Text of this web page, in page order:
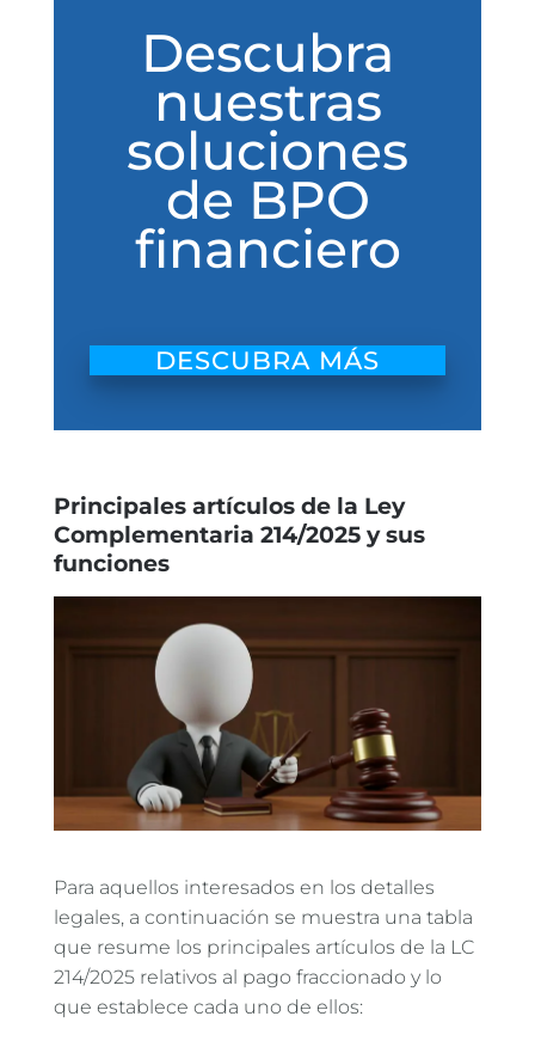
Descubra
nuestras
soluciones
de BPO
financiero
DESCUBRA MÁS
Principales artículos de la Ley
Complementaria 214/2025 y sus
funciones
Para aquellos interesados en los detalles
legales, a continuación se muestra una tabla
que resume los principales artículos de la LC
214/2025 relativos al pago fraccionado y lo
que establece cada uno de ellos: